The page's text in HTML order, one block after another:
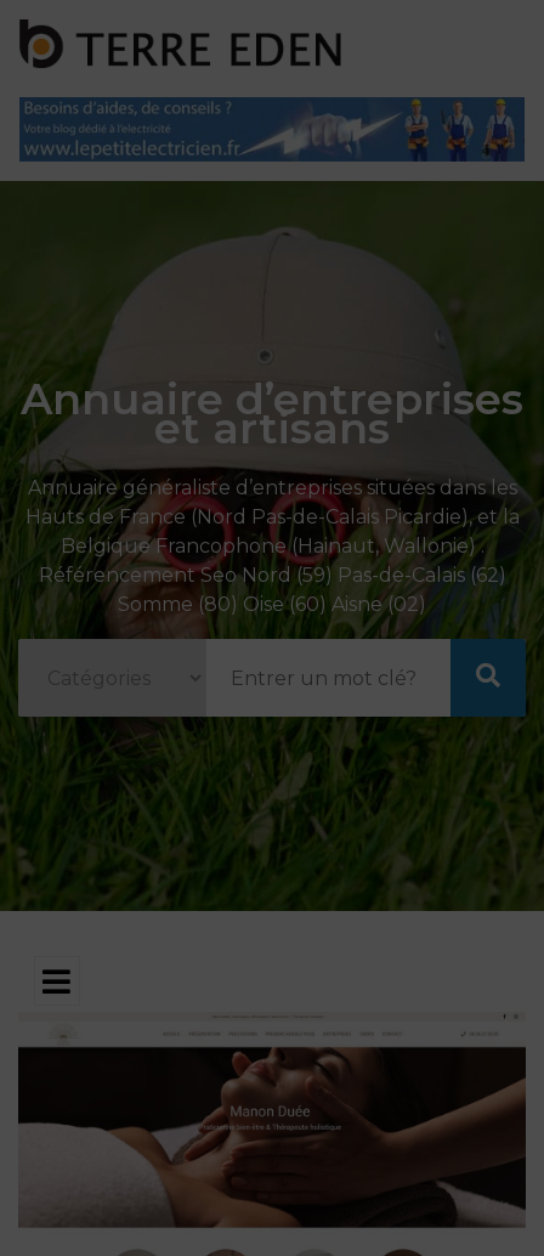
Annuaire d’entreprises
et artisans
Annuaire généraliste d’entreprises situées dans les
Hauts de France (Nord Pas-de-Calais Picardie), et la
Belgique Francophone (Hainaut, Wallonie) .
Référencement Seo Nord (59) Pas-de-Calais (62)
Somme (80) Oise (60) Aisne (02)
Panneau de gestion des cookies